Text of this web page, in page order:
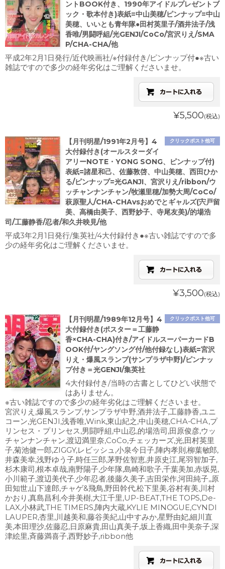
ントBOOK付き、1990年アイドルプレゼントブ
ック・歌本付き)表紙=中山美穂/ピンナップ=中山
美穂、いいとも青年隊●田村英里子/酒井法子/浅
香唯/男闘呼組/光GENJI/CoCo/宮沢りえ/SMA
P/CHA-CHA/他
平成2年2月1日発行/近代映画社/※付録付き/ピンナップ付●※古い
雑誌ですので多少の経年劣化はご理解くださいませ。
¥5,500(税込)
クリックポスト他可
【月刊明星/1991年2月号】4
大付録付き(オールスターダイ
アリーNOTE・YONG SONG、ピンナップ付)
表紙=諸星和己、佐藤敦啓、中山美穂、西田ひか
る/ピンナップ=光GANJI、宮沢りえ/ribbon/ウ
ッチャンナンチャン/牧瀬里穂/加勢大周/CoCo/
萩原聖人/CHA-CHAvsおめでとギャルズ(宍戸留
美、高橋由美子、西野妙子、寺尾友美)/的場浩
司/工藤静香/忍者/和久井映見/他
平成3年2月1日発行/集英社/4大付録付き●※古い雑誌ですので多
少の経年劣化はご理解くださいませ。
¥3,500(税込)
クリックポスト他可
【月刊明星/1989年12月号】4
大付録付き(ポスター＝工藤静
香×CHA-CHA)付き/アイドルスーパーカードB
OOK付/ヤングソング付/他付録なし)表紙=宮沢
りえ・爆風スランプ(サンプラザ中野)/ピンナッ
プ付き＝光GENJI/集英社
4大付録付き/当時の古書としてひどい状態で
はありません。
※古い雑誌ですので多少の経年劣化はご理解くださいませ。
宮沢りえ,爆風スランプ,サンプラザ中野,酒井法子,工藤静香,ユニ
コーン,光GENJI,浅香唯,Wink,東山紀之,中山美穂,CHA-CHA,プ
リンセス・プリンセス,男闘呼組,中山忍,的場浩司,田原俊彦,ウッ
チャンナンチャン,渡辺満里奈,CoCo,チェッカーズ,光,田村英里
子,菊池健一郎,ZIGGY,レビッシュ,小泉今日子,陣内孝則,柳葉敏郎,
井森美幸,浅野ゆう子,時任三郎,茅野佐智恵,井原史江,尾羽智加子,
杉木康司,根本卓哉,南野陽子,少年隊,島崎和歌子,千葉美加,赤坂晃,
小川範子,渡辺美代子,少年忍者,後藤久美子,吉田栄作,河田純子,,原
田知世,山下達郎,チャゲ&飛鳥,野田幹代,松下里美,谷村有美,川村
かおり,真島昌利,今井美樹,大江千里,UP-BEAT,THE TOPS,De-
LAX,小林武,THE TIMERS,陣内大蔵,KYLIE MINOGUE,CYNDI
LAUPER,杏里,川越美和,藤谷美紀,山中すみか,星野由妃,細川直
美,本田理沙,佐藤忍,日原麻貴,田山真美子,坂上香織,田中美奈子,深
津絵里,斉藤満喜子,西野妙子,ribbon他